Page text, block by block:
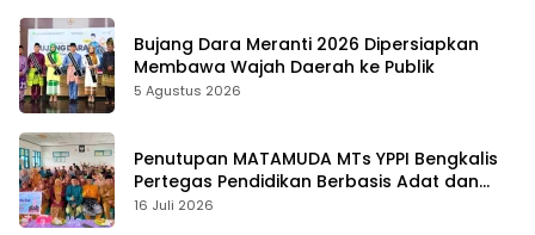
Bujang Dara Meranti 2026 Dipersiapkan
Membawa Wajah Daerah ke Publik
5 Agustus 2026
Penutupan MATAMUDA MTs YPPI Bengkalis
Pertegas Pendidikan Berbasis Adat dan
Karakter
16 Juli 2026